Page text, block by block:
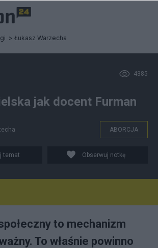
Łukasz Warzecha
4385
jak docent Furman
ABORCJA
temat Obserwuj notkę
to mechanizm
To właśnie powinno